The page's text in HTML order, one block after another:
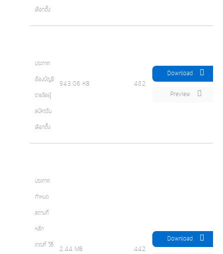
เลือกตั้ง
ประกาศ
เรื่องบัญชี
รายชื่อผู้
สมัครรับ
เลือกตั้ง
943.06 KB 482
Download
Preview
ประกาศ
กำหนด
สถานที่
หลัก
เกณฑ์ วิธี
2.44 MB 442
Download